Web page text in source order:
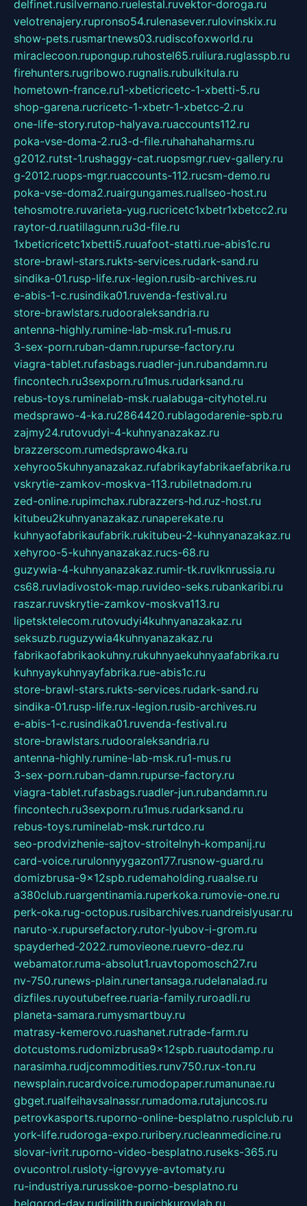
delfinet.rusilvernano.ruelestal.ruvektor-doroga.ru
velotrenajery.rupronso54.rulenasever.rulovinskix.ru
show-pets.rusmartnews03.rudiscofoxworld.ru
miraclecoon.rupongup.ruhostel65.ruliura.ruglasspb.ru
firehunters.rugribowo.rugnalis.rubulkitula.ru
hometown-france.ru1-xbeticricetc-1-xbetti-5.ru
shop-garena.rucricetc-1-xbetr-1-xbetcc-2.ru
one-life-story.rutop-halyava.ruaccounts112.ru
poka-vse-doma-2.ru3-d-file.ruhahahaharms.ru
g2012.rutst-1.rushaggy-cat.ruopsmgr.ruev-gallery.ru
g-2012.ruops-mgr.ruaccounts-112.rucsm-demo.ru
poka-vse-doma2.ruairgungames.ruallseo-host.ru
tehosmotre.ruvarieta-yug.rucricetc1xbetr1xbetcc2.ru
raytor-d.ruatillagunn.ru3d-file.ru
1xbeticricetc1xbetti5.ruuafoot-statti.rue-abis1c.ru
store-brawl-stars.rukts-services.rudark-sand.ru
sindika-01.rusp-life.rux-legion.rusib-archives.ru
e-abis-1-c.rusindika01.ruvenda-festival.ru
store-brawlstars.rudooraleksandria.ru
antenna-highly.rumine-lab-msk.ru1-mus.ru
3-sex-porn.ruban-damn.rupurse-factory.ru
viagra-tablet.rufasbags.ruadler-jun.rubandamn.ru
fincontech.ru3sexporn.ru1mus.rudarksand.ru
rebus-toys.ruminelab-msk.rualabuga-cityhotel.ru
medsprawo-4-ka.ru2864420.rublagodarenie-spb.ru
zajmy24.rutovudyi-4-kuhnyanazakaz.ru
brazzerscom.rumedsprawo4ka.ru
xehyroo5kuhnyanazakaz.rufabrikayfabrikaefabrika.ru
vskrytie-zamkov-moskva-113.rubiletnadom.ru
zed-online.rupimchax.rubrazzers-hd.ruz-host.ru
kitubeu2kuhnyanazakaz.runaperekate.ru
kuhnyaofabrikaufabrik.rukitubeu-2-kuhnyanazakaz.ru
xehyroo-5-kuhnyanazakaz.rucs-68.ru
guzywia-4-kuhnyanazakaz.rumir-tk.ruvlknrussia.ru
cs68.ruvladivostok-map.ruvideo-seks.rubankaribi.ru
raszar.ruvskrytie-zamkov-moskva113.ru
lipetsktelecom.rutovudyi4kuhnyanazakaz.ru
seksuzb.ruguzywia4kuhnyanazakaz.ru
fabrikaofabrikaokuhny.rukuhnyaekuhnyaafabrika.ru
kuhnyaykuhnyayfabrika.rue-abis1c.ru
store-brawl-stars.rukts-services.rudark-sand.ru
sindika-01.rusp-life.rux-legion.rusib-archives.ru
e-abis-1-c.rusindika01.ruvenda-festival.ru
store-brawlstars.rudooraleksandria.ru
antenna-highly.rumine-lab-msk.ru1-mus.ru
3-sex-porn.ruban-damn.rupurse-factory.ru
viagra-tablet.rufasbags.ruadler-jun.rubandamn.ru
fincontech.ru3sexporn.ru1mus.rudarksand.ru
rebus-toys.ruminelab-msk.rurtdco.ru
seo-prodvizhenie-sajtov-stroitelnyh-kompanij.ru
card-voice.rurulonnyygazon177.rusnow-guard.ru
domizbrusa-9x12spb.rudemaholding.ruaalse.ru
a380club.ruargentinamia.ruperkoka.rumovie-one.ru
perk-oka.rug-octopus.rusibarchives.ruandreislyusar.ru
naruto-x.rupursefactory.rutor-lyubov-i-grom.ru
spayderhed-2022.rumovieone.ruevro-dez.ru
webamator.ruma-absolut1.ruavtopomosch27.ru
nv-750.runews-plain.runertansaga.rudelanalad.ru
dizfiles.ruyoutubefree.ruaria-family.ruroadli.ru
planeta-samara.rumysmartbuy.ru
matrasy-kemerovo.ruashanet.rutrade-farm.ru
dotcustoms.rudomizbrusa9x12spb.ruautodamp.ru
narasimha.rudjcommodities.runv750.rux-ton.ru
newsplain.rucardvoice.rumodopaper.rumanunae.ru
gbget.rualfeihavsalnassr.rumadoma.rutajuncos.ru
petrovkasports.ruporno-online-besplatno.rusplclub.ru
york-life.rudoroga-expo.ruribery.rucleanmedicine.ru
slovar-ivrit.ruporno-video-besplatno.ruseks-365.ru
ovucontrol.rusloty-igrovyye-avtomaty.ru
ru-industriya.rurusskoe-porno-besplatno.ru